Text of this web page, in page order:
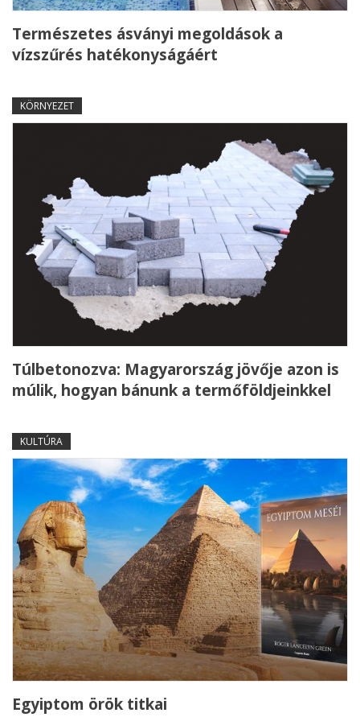
Természetes ásványi megoldások a
vízszűrés hatékonyságáért
KÖRNYEZET
Túlbetonozva: Magyarország jövője azon is
múlik, hogyan bánunk a termőföldjeinkkel
KULTÚRA
Egyiptom örök titkai